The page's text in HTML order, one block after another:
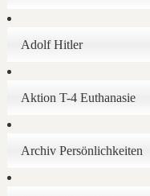
Adolf Hitler
Aktion T-4 Euthanasie
Archiv Persönlichkeiten